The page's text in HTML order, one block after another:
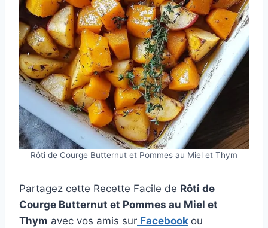
Rôti de Courge Butternut et Pommes au Miel et Thym
Partagez cette Recette Facile de Rôti de
Courge Butternut et Pommes au Miel et
Thym avec vos amis sur Facebook ou